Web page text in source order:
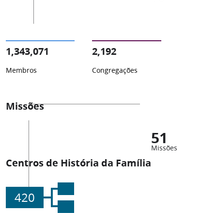
1,343,071
Membros
2,192
Congregações
Missões
51
Missões
Centros de História da Família
420